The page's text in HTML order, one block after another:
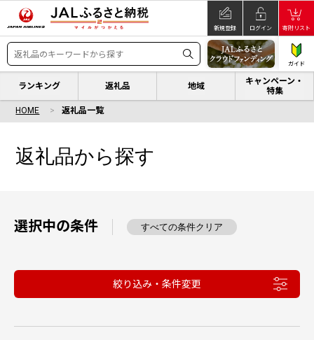
新規登録 ログイン 寄附リスト
ガイド
ランキング 返礼品 地域
キャンペーン・
特集
HOME 返礼品一覧
返礼品から探す
選択中の条件 すべての条件クリア
絞り込み・条件変更